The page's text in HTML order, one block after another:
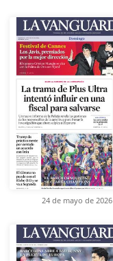
24 de mayo de 2026